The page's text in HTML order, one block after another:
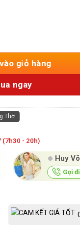
lượng
giỏ hàng
ngay
Thờ
(7h30 - 20h)
Huy Võ
Gọi